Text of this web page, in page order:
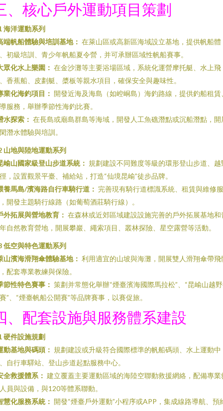
、核心戶外運動項目策劃
海洋運動系列
端帆船體驗與培訓基地： 在萊山區或高新區海域設立基地，提供帆船體
初級培訓、青少年帆船夏令營，并可承辦區域性帆船賽事。
眾化水上樂園： 在金沙灘等主要浴場區域，系統化運營摩托艇、水上飛
香蕉船、皮劃艇、槳板等親水項目，確保安全與趣味性。
業化海釣項目： 開發近海及海島（如崆峒島）海釣路線，提供釣船租賃
服務，舉辦季節性海釣比賽。
水探索： 在長島或廟島群島等海域，開發人工魚礁潛點或沉船潛點，開
潛水體驗與培訓。
山地與陸地運動系列
崳山國家級登山步道系統： 規劃建設不同難度等級的環形登山步道、越
，設置觀景平臺、補給站，打造“仙境昆崳”徒步品牌。
養馬島/濱海路自行車騎行道： 完善現有騎行道標識系統、租賃與維修
開發主題騎行線路（如葡萄酒莊騎行線）。
外拓展與營地教育： 在森林或近郊區域建設設施完善的戶外拓展基地和
自然教育營地，開展攀巖、繩索項目、叢林探險、星空露營等活動。
低空與特色運動系列
山濱海滑翔傘體驗基地： 利用適宜的山坡與海灘，開展雙人滑翔傘帶飛
配套專業教練與保險。
節性特色賽事： 策劃并常態化舉辦“煙臺濱海國際馬拉松”、“昆崳山越
”、“煙臺帆船公開賽”等品牌賽事，以賽促旅。
、配套設施與服務體系建設
硬件設施規劃
動基地與碼頭： 規劃建設或升級符合國際標準的帆船碼頭、水上運動中
自行車驛站、登山步道起點服務中心。
全救援體系： 建立覆蓋主要運動區域的海陸空聯動救援網絡，配備專業
員與設備，與120等體系聯動。
慧化服務系統： 開發“煙臺戶外運動”小程序或APP，集成線路導航、預